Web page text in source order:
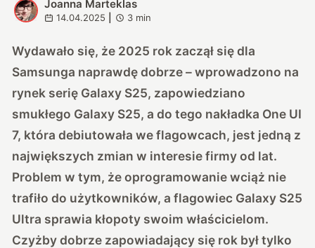
J
Joanna Marteklas
14.04.2025 3 min
Wydawało się, że 2025 rok zaczął się dla
Samsunga naprawdę dobrze – wprowadzono na
rynek serię Galaxy S25, zapowiedziano
smukłego Galaxy S25, a do tego nakładka One UI
7, która debiutowała we flagowcach, jest jedną z
największych zmian w interesie firmy od lat.
Problem w tym, że oprogramowanie wciąż nie
trafiło do użytkowników, a flagowiec Galaxy S25
Ultra sprawia kłopoty swoim właścicielom.
Czyżby dobrze zapowiadający się rok był tylko